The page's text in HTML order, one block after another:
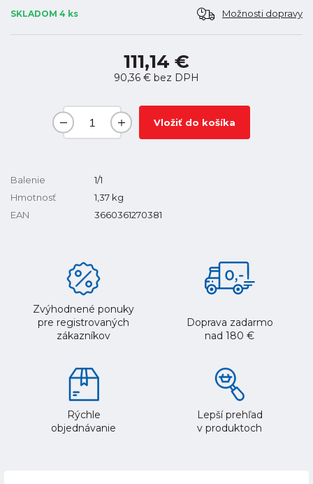
SKLADOM 4 ks Možnosti dopravy
111,14 €
90,36 € bez DPH
Vložiť do košíka
Balenie
1/1
Hmotnosť
1,37 kg
EAN
3660361270381
Zvýhodnené ponuky
pre registrovaných
zákazníkov
Doprava zadarmo
nad 180 €
Rýchle
objednávanie
Lepší prehľad
v produktoch